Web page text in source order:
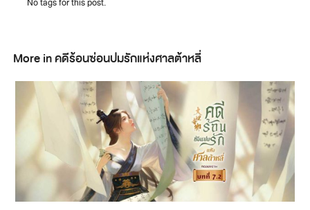
More in คดีร้อนซ่อนปมรักแห่งศาลต้าหลี่